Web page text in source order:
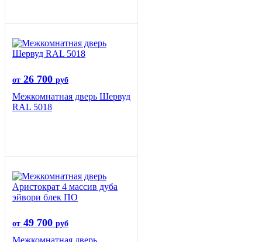
от 26 700 руб
Межкомнатная дверь Шервуд
RAL 5018
от 49 700 руб